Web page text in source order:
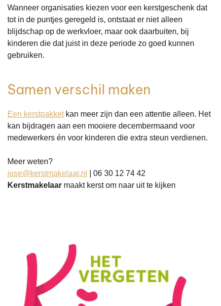
Wanneer organisaties kiezen voor een kerstgeschenk dat
tot in de puntjes geregeld is, ontstaat er niet alleen
blijdschap op de werkvloer, maar ook daarbuiten, bij
kinderen die dat juist in deze periode zo goed kunnen
gebruiken.
Samen verschil maken
Een kerstpakketkan meer zijn dan een attentie alleen. Het
kan bijdragen aan een mooiere decembermaand voor
medewerkers én voor kinderen die extra steun verdienen.
Meer weten?
jose@kerstmakelaar.nl
| 06 30 12 74 42
Kerstmakelaar maakt kerst om naar uit te kijken